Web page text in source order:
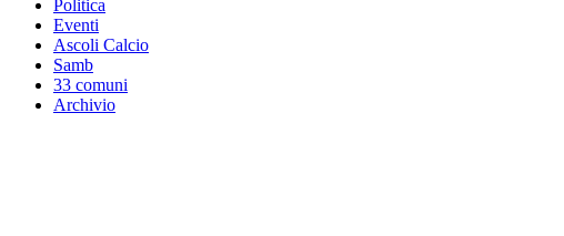
Politica
Eventi
Ascoli Calcio
Samb
33 comuni
Archivio